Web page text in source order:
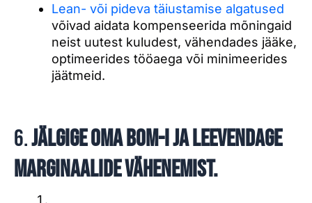
Lean- või pideva täiustamise algatused
võivad aidata kompenseerida mõningaid
neist uutest kuludest, vähendades jääke,
optimeerides tööaega või minimeerides
jäätmeid.
6.Jälgige oma BOM-i ja leevendage
marginaalide vähenemist.